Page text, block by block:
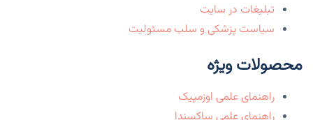
تبلیغات در سایت
سیاست پزشکی و سلب مسئولیت
محصولات ویژه
راهنمای علمی اوزمپیک